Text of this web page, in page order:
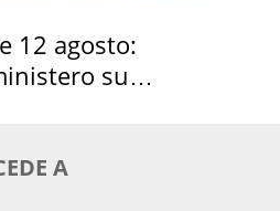
12 agosto:
su